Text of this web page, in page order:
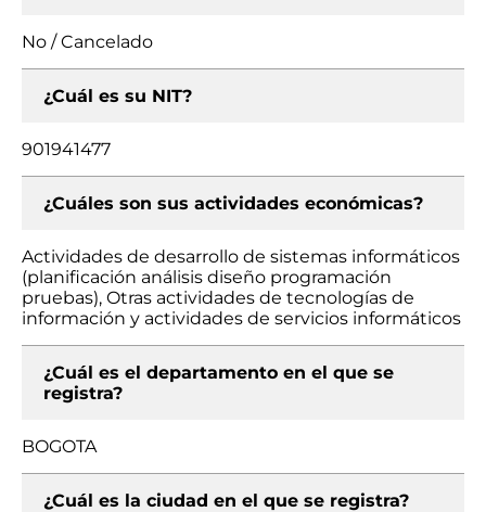
No / Cancelado
¿Cuál es su NIT?
901941477
¿Cuáles son sus actividades económicas?
Actividades de desarrollo de sistemas informáticos
(planificación análisis diseño programación
pruebas), Otras actividades de tecnologías de
información y actividades de servicios informáticos
¿Cuál es el departamento en el que se
registra?
BOGOTA
¿Cuál es la ciudad en el que se registra?